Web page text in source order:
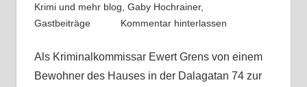
Krimi und mehr blog Gaby Hochrainer,
Gastbeiträge
Kommentar hinterlassen
Als Kriminalkommissar Ewert Grens von einem
Bewohner des Hauses in der Dalagatan 74 zur